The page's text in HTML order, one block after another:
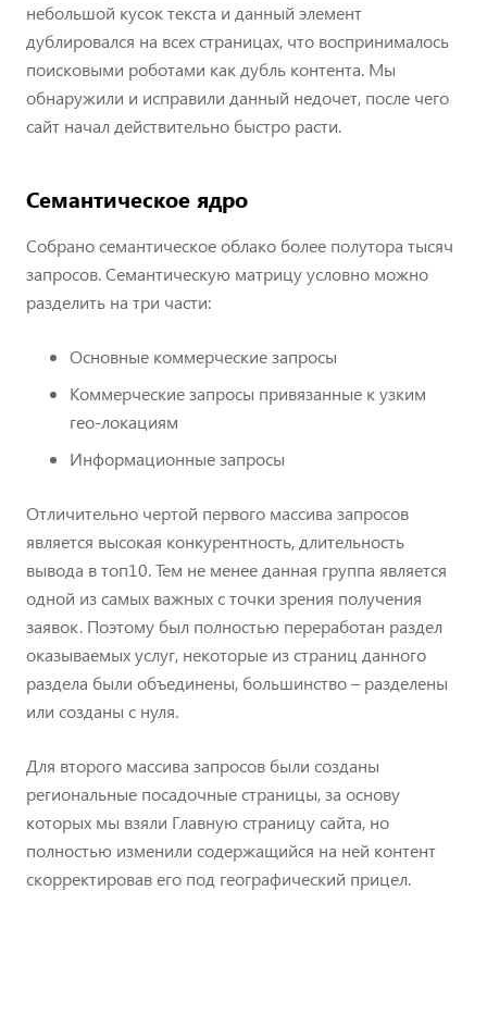
небольшой кусок текста и данный элемент
дублировался на всех страницах, что воспринималось
поисковыми роботами как дубль контента. Мы
обнаружили и исправили данный недочет, после чего
сайт начал действительно быстро расти.
Семантическое ядро
Собрано семантическое облако более полутора тысяч
запросов. Семантическую матрицу условно можно
разделить на три части:
Основные коммерческие запросы
Коммерческие запросы привязанные к узким
гео-локациям
Информационные запросы
Отличительно чертой первого массива запросов
является высокая конкурентность, длительность
вывода в топ10. Тем не менее данная группа является
одной из самых важных с точки зрения получения
заявок. Поэтому был полностью переработан раздел
оказываемых услуг, некоторые из страниц данного
раздела были объединены, большинство – разделены
или созданы с нуля.
Для второго массива запросов были созданы
региональные посадочные страницы, за основу
которых мы взяли Главную страницу сайта, но
полностью изменили содержащийся на ней контент
скорректировав его под географический прицел.